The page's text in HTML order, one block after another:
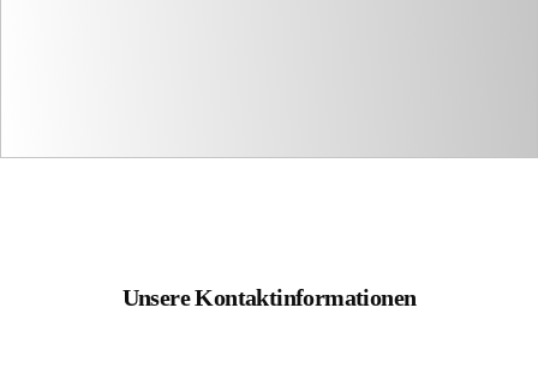
Unsere Kontaktinformationen